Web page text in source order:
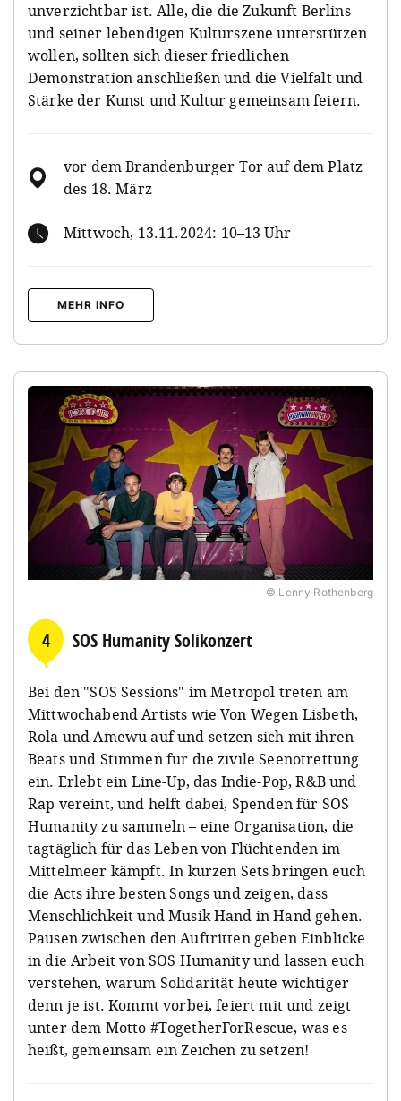
unverzichtbar ist. Alle, die die Zukunft Berlins
und seiner lebendigen Kulturszene unterstützen
wollen, sollten sich dieser friedlichen
Demonstration anschließen und die Vielfalt und
Stärke der Kunst und Kultur gemeinsam feiern.
vor dem Brandenburger Tor auf dem Platz
des 18. März
Mittwoch, 13.11.2024: 10–13 Uhr
MEHR INFO
© Lenny Rothenberg
4 SOS Humanity Solikonzert
Bei den "SOS Sessions" im Metropol treten am
Mittwochabend Artists wie Von Wegen Lisbeth,
Rola und Amewu auf und setzen sich mit ihren
Beats und Stimmen für die zivile Seenotrettung
ein. Erlebt ein Line-Up, das Indie-Pop, R&B und
Rap vereint, und helft dabei, Spenden für SOS
Humanity zu sammeln – eine Organisation, die
tagtäglich für das Leben von Flüchtenden im
Mittelmeer kämpft. In kurzen Sets bringen euch
die Acts ihre besten Songs und zeigen, dass
Menschlichkeit und Musik Hand in Hand gehen.
Pausen zwischen den Auftritten geben Einblicke
in die Arbeit von SOS Humanity und lassen euch
verstehen, warum Solidarität heute wichtiger
denn je ist. Kommt vorbei, feiert mit und zeigt
unter dem Motto #TogetherForRescue, was es
heißt, gemeinsam ein Zeichen zu setzen!